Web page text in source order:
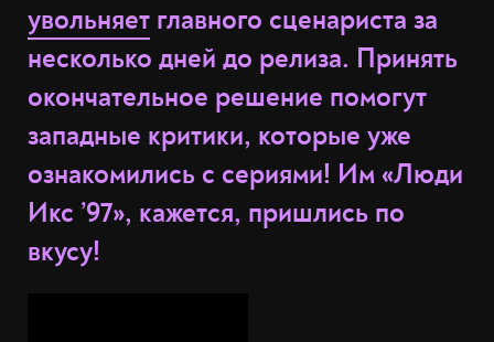
увольняет главного сценариста за
несколько дней до релиза. Принять
окончательное решение помогут
западные критики, которые уже
ознакомились с сериями! Им «Люди
Икс ’97», кажется, пришлись по
вкусу!